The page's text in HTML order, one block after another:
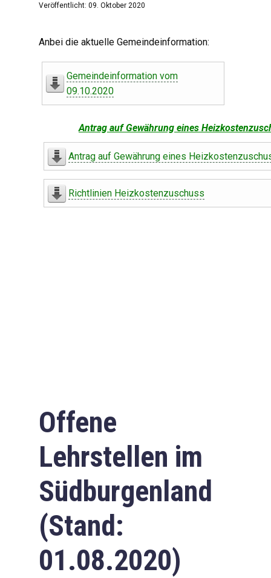
Veröffentlicht: 09. Oktober 2020
Anbei die aktuelle Gemeindeinformation:
Gemeindeinformation vom
09.10.2020
Antrag auf Gewährung eines
Antrag auf Gewährung eines
Richtlinien Heizkostenzuschuss
Offene
Lehrstellen im
Südburgenland
(Stand:
01.08.2020)